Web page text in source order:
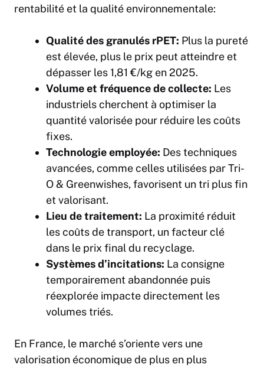
rentabilité et la qualité environnementale:
Qualité des granulés rPET: Plus la pureté
est élevée, plus le prix peut atteindre et
dépasser les 1,81 €/kg en 2025.
Volume et fréquence de collecte: Les
industriels cherchent à optimiser la
quantité valorisée pour réduire les coûts
fixes.
Technologie employée: Des techniques
avancées, comme celles utilisées par Tri-
O & Greenwishes, favorisent un tri plus fin
et valorisant.
Lieu de traitement: La proximité réduit
les coûts de transport, un facteur clé
dans le prix final du recyclage.
Systèmes d’incitations: La consigne
temporairement abandonnée puis
réexplorée impacte directement les
volumes triés.
En France, le marché s’oriente vers une
valorisation économique de plus en plus